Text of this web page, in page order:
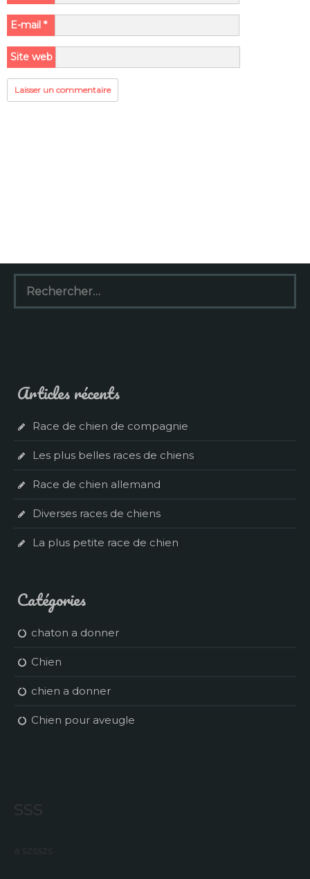
E-mail *
Site web
Rechercher :
Articles récents
Race de chien de compagnie
Les plus belles races de chiens
Race de chien allemand
Diverses races de chiens
La plus petite race de chien
Catégories
chaton a donner
Chien
chien a donner
Chien pour aveugle
sss
a szsszs